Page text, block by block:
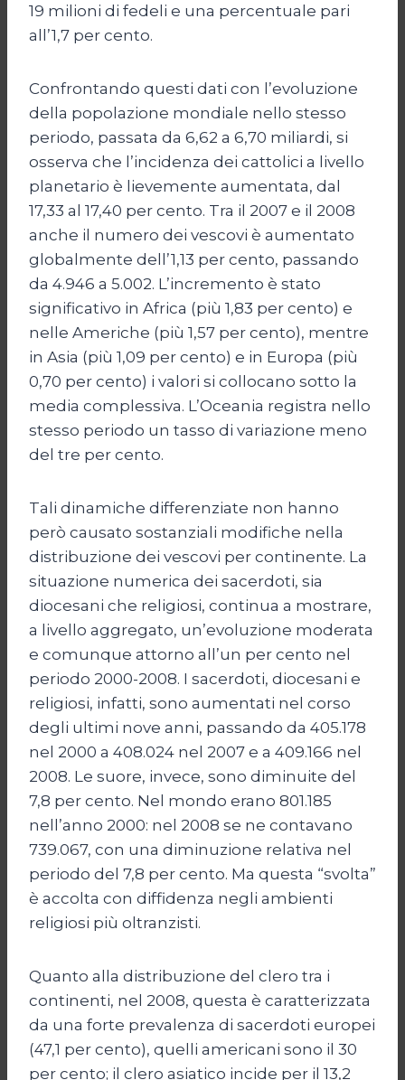
19 milioni di fedeli e una percentuale pari
all’1,7 per cento.
Confrontando questi dati con l’evoluzione
della popolazione mondiale nello stesso
periodo, passata da 6,62 a 6,70 miliardi, si
osserva che l’incidenza dei cattolici a livello
planetario è lievemente aumentata, dal
17,33 al 17,40 per cento. Tra il 2007 e il 2008
anche il numero dei vescovi è aumentato
globalmente dell’1,13 per cento, passando
da 4.946 a 5.002. L’incremento è stato
significativo in Africa (più 1,83 per cento) e
nelle Americhe (più 1,57 per cento), mentre
in Asia (più 1,09 per cento) e in Europa (più
0,70 per cento) i valori si collocano sotto la
media complessiva. L’Oceania registra nello
stesso periodo un tasso di variazione meno
del tre per cento.
Tali dinamiche differenziate non hanno
però causato sostanziali modifiche nella
distribuzione dei vescovi per continente. La
situazione numerica dei sacerdoti, sia
diocesani che religiosi, continua a mostrare,
a livello aggregato, un’evoluzione moderata
e comunque attorno all’un per cento nel
periodo 2000-2008. I sacerdoti, diocesani e
religiosi, infatti, sono aumentati nel corso
degli ultimi nove anni, passando da 405.178
nel 2000 a 408.024 nel 2007 e a 409.166 nel
2008. Le suore, invece, sono diminuite del
7,8 per cento. Nel mondo erano 801.185
nell’anno 2000: nel 2008 se ne contavano
739.067, con una diminuzione relativa nel
periodo del 7,8 per cento. Ma questa “svolta”
è accolta con diffidenza negli ambienti
religiosi più oltranzisti.
Quanto alla distribuzione del clero tra i
continenti, nel 2008, questa è caratterizzata
da una forte prevalenza di sacerdoti europei
(47,1 per cento), quelli americani sono il 30
per cento; il clero asiatico incide per il 13,2